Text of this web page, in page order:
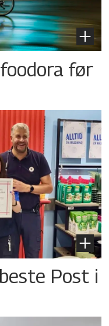
før
Post i